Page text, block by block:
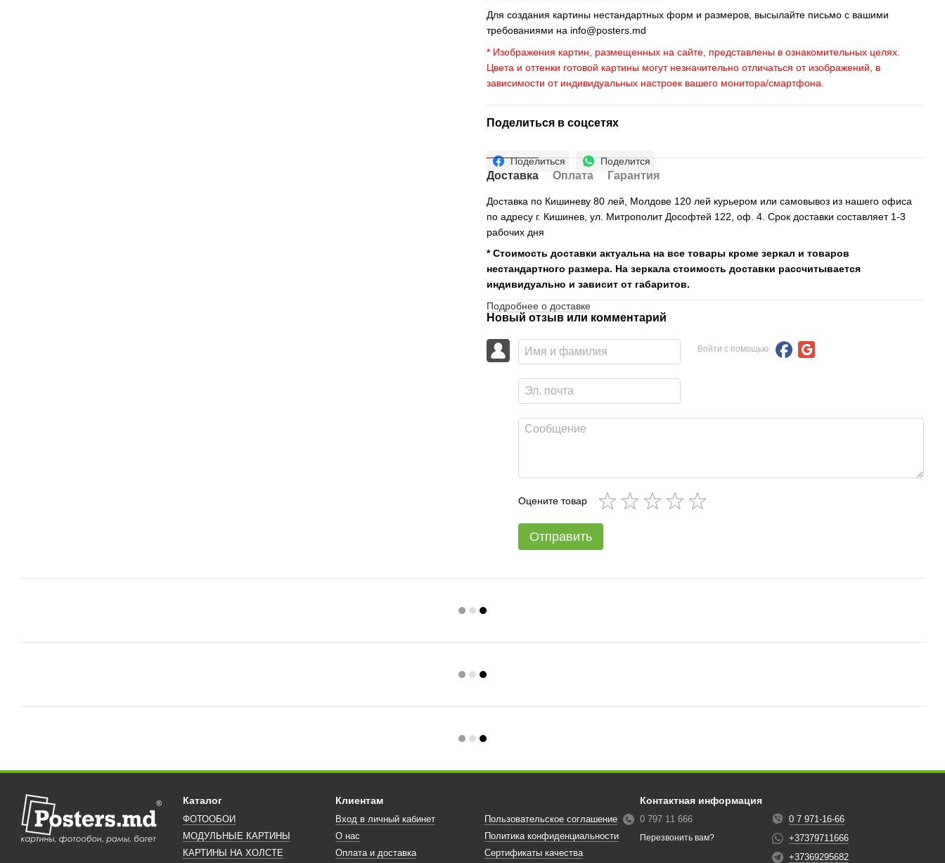
Для создания картины нестандартных форм и размеров, высылайте письмо c вашими
требованиями на info@posters.md
* Изображения картин, размещенных на сайте, представлены в ознакомительных целях.
Цвета и оттенки готовой картины могут незначительно отличаться от изображений, в
зависимости от индивидуальных настроек вашего монитора/смартфона.
Поделиться в соцсетях
Поделиться Поделится
Доставка Оплата Гарантия
Доставка по Кишиневу 80 лей, Молдове 120 лей курьером или самовывоз из нашего офиса
по адресу г. Кишинев, ул. Митрополит Дософтей 122, оф. 4. Срок доставки составляет 1-3
рабочих дня
* Стоимость доставки актуальна на все товары кроме зеркал и товаров
нестандартного размера. На зеркала стоимость доставки рассчитывается
индивидуально и зависит от габаритов.
Подробнее о доставке
Новый отзыв или комментарий
Войти с помощью
Оцените товар
Отправить
Каталог
ФОТООБОИ
МОДУЛЬНЫЕ КАРТИНЫ
КАРТИНЫ НА ХОЛСТЕ
Клиентам
Вход в личный кабинет
О нас
Оплата и доставка
Пользовательское соглашение
Политика конфиденциальности
Сертификаты качества
Контактная информация
0 797 11 666
Перезвонить вам?
0 7 971-16-66
+37379711666
+37369295682